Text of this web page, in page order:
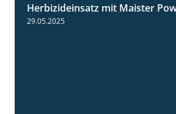
Herbizideinsatz mit Maister
29.05.2025